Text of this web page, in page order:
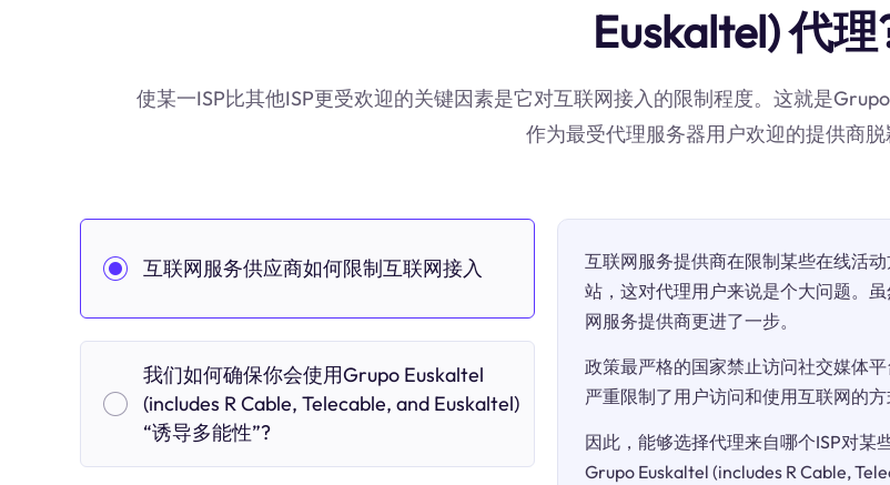
Euskaltel) 代理
使某一ISP比其他ISP更受欢迎的关键因素是它对互联网接入的限制程度。这就是
作为最受代理服务器用户欢迎的提供商脱
互联网服务供应商如何限制互联网接入
我们如何确保你会使用Grupo Euskaltel
(includes R Cable, Telecable, and Euskaltel)
“诱导多能性”?
互联网服务提供商在限制某些在线活
站，这对代理用户来说是个大问题。
网服务提供商更进了一步。
政策最严格的国家禁止访问社交媒体
严重限制了用户访问和使用互联网的方
因此，能够选择代理来自哪个ISP对某
Grupo Euskaltel (includes R Cable,